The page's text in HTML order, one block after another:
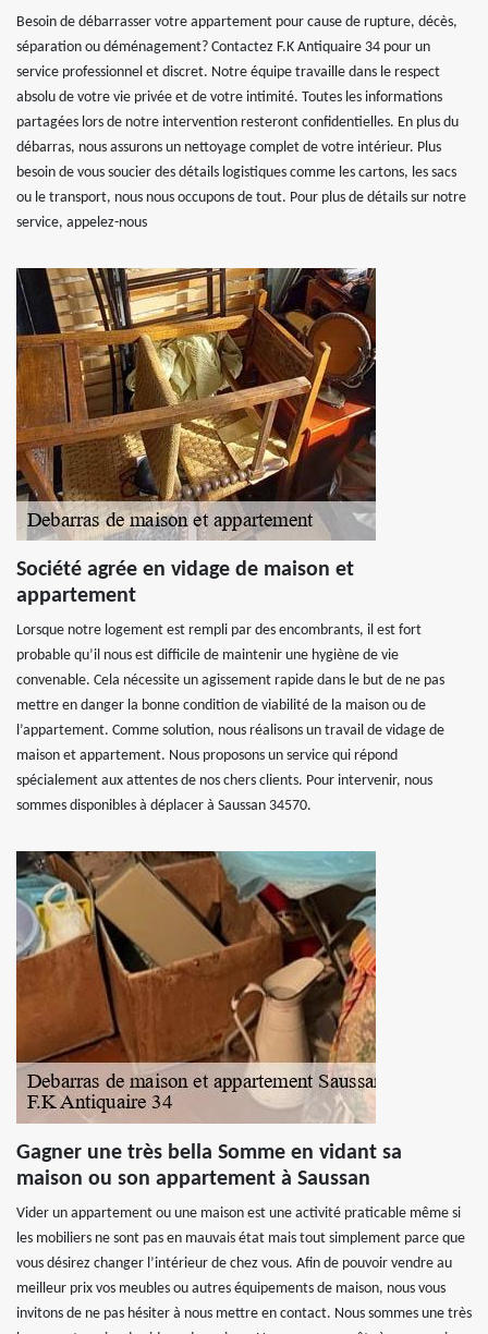
Besoin de débarrasser votre appartement pour cause de rupture, décès,
séparation ou déménagement? Contactez F.K Antiquaire 34 pour un
service professionnel et discret. Notre équipe travaille dans le respect
absolu de votre vie privée et de votre intimité. Toutes les informations
partagées lors de notre intervention resteront confidentielles. En plus du
débarras, nous assurons un nettoyage complet de votre intérieur. Plus
besoin de vous soucier des détails logistiques comme les cartons, les sacs
ou le transport, nous nous occupons de tout. Pour plus de détails sur notre
service, appelez-nous
Société agrée en vidage de maison et
appartement
Lorsque notre logement est rempli par des encombrants, il est fort
probable qu’il nous est difficile de maintenir une hygiène de vie
convenable. Cela nécessite un agissement rapide dans le but de ne pas
mettre en danger la bonne condition de viabilité de la maison ou de
l’appartement. Comme solution, nous réalisons un travail de vidage de
maison et appartement. Nous proposons un service qui répond
spécialement aux attentes de nos chers clients. Pour intervenir, nous
sommes disponibles à déplacer à Saussan 34570.
Gagner une très bella Somme en vidant sa
maison ou son appartement à Saussan
Vider un appartement ou une maison est une activité praticable même si
les mobiliers ne sont pas en mauvais état mais tout simplement parce que
vous désirez changer l’intérieur de chez vous. Afin de pouvoir vendre au
meilleur prix vos meubles ou autres équipements de maison, nous vous
invitons de ne pas hésiter à nous mettre en contact. Nous sommes une très